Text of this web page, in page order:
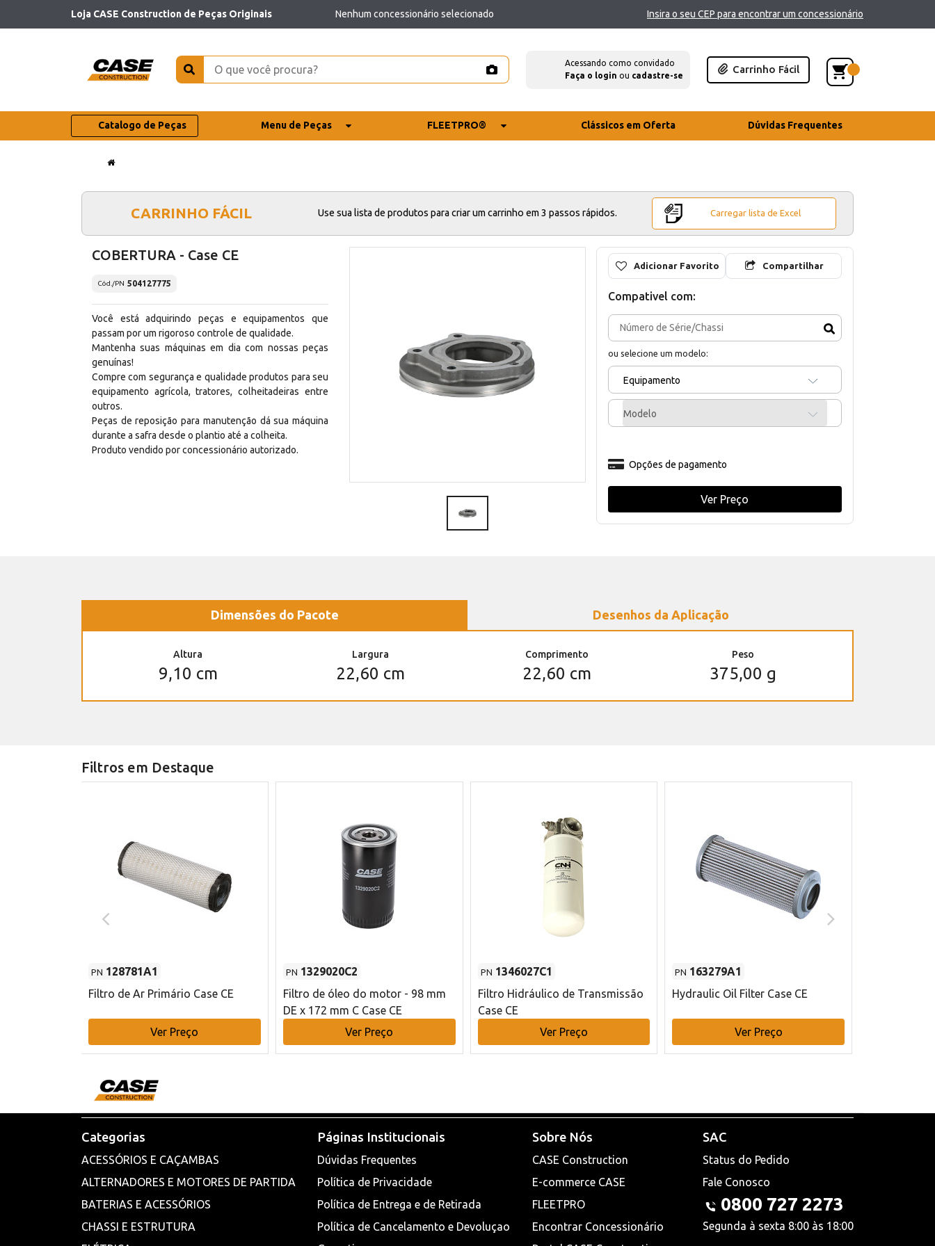
Loja CASE Construction de Peças Originais Nenhum concessionário selecionado Insira o seu CEP para encontrar um concessionário
Acessando como convidado
Faça o login ou cadastre-se
Carrinho Fácil
Catalogo de Peças Menu de Peças FLEETPRO® Clássicos em Oferta Dúvidas Frequentes
CARRINHO FÁCIL Use sua lista de produtos para criar um carrinho em 3 passos rápidos. Carregar lista de Excel
COBERTURA - Case CE
Cód./PN 504127775
Você está adquirindo peças e equipamentos que
passam por um rigoroso controle de qualidade.
Mantenha suas máquinas em dia com nossas peças
genuínas!
Compre com segurança e qualidade produtos para seu
equipamento agrícola, tratores, colheitadeiras entre
outros.
Peças de reposição para manutenção dá sua máquina
durante a safra desde o plantio até a colheita.
Produto vendido por concessionário autorizado.
Adicionar Favorito Compartilhar
Compativel com:
ou selecione um modelo:
Equipamento
Modelo
Opções de pagamento
Ver Preço
Dimensões do Pacote Desenhos da Aplicação
Altura
9,10 cm
Largura
22,60 cm
Comprimento
22,60 cm
Peso
375,00 g
Filtros em Destaque
PN 128781A1
Filtro de Ar Primário Case CE
Ver Preço
PN 1329020C2
Filtro de óleo do motor - 98 mm
DE x 172 mm C Case CE
Ver Preço
PN 1346027C1
Filtro Hidráulico de Transmissão
Case CE
Ver Preço
PN 163279A1
Hydraulic Oil Filter Case CE
Ver Preço
Categorias
ACESSÓRIOS E CAÇAMBAS
ALTERNADORES E MOTORES DE PARTIDA
BATERIAS E ACESSÓRIOS
CHASSI E ESTRUTURA
Páginas Institucionais
Dúvidas Frequentes
Política de Privacidade
Política de Entrega e de Retirada
Política de Cancelamento e Devoluçao
Sobre Nós
CASE Construction
E-commerce CASE
FLEETPRO
Encontrar Concessionário
SAC
Status do Pedido
Fale Conosco
0800 727 2273
Segunda à sexta 8:00 às 18:00